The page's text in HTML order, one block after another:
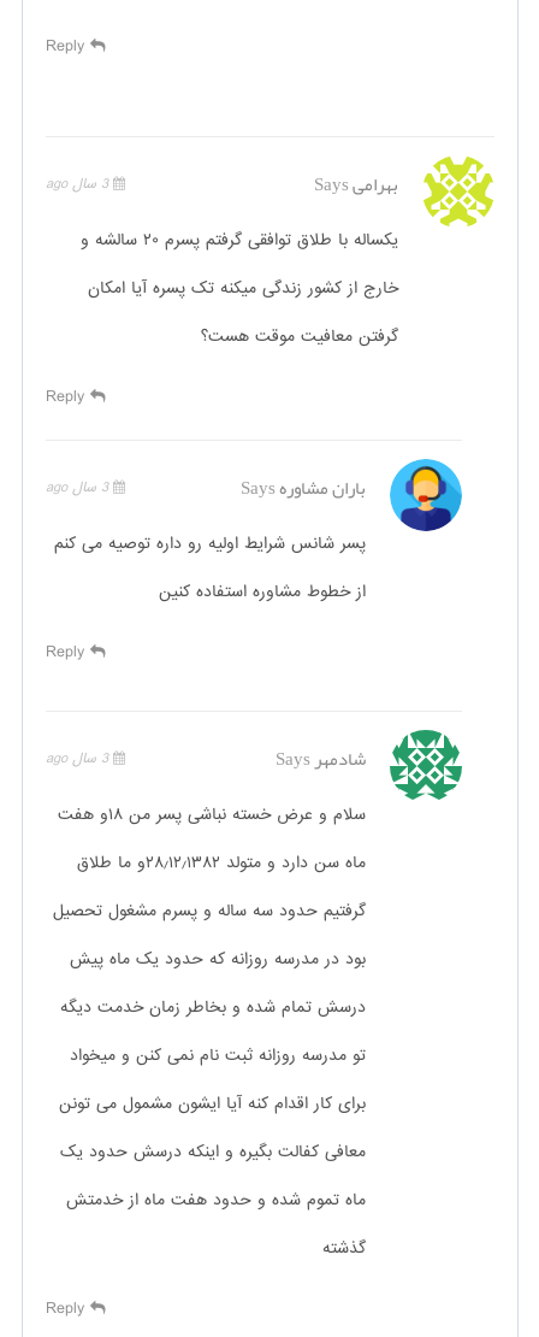
Reply
بهرامیSays 3 سال ago
یکساله با طلاق توافقی گرفتم پسرم ۲۰ سالشه و
خارج از کشور زندگی میکنه تک پسره آیا امکان
گرفتن معافیت موقت هست؟
Reply
باران مشاورهSays 3 سال ago
پسر شانس شرایط اولیه رو داره توصیه می کنم
از خطوط مشاوره استفاده کنین
Reply
شادمهرSays 3 سال ago
سلام و عرض خسته نباشی پسر من ۱۸و هفت
ماه سن دارد و متولد ۲۸٫۱۲٫۱۳۸۲و ما طلاق
گرفتیم حدود سه ساله و پسرم مشغول تحصیل
بود در مدرسه روزانه که حدود یک ماه پیش
درسش تمام شده و بخاطر زمان خدمت دیگه
تو مدرسه روزانه ثبت نام نمی کنن و میخواد
برای کار اقدام کنه آیا ایشون مشمول می تونن
معافی کفالت بگیره و اینکه درسش حدود یک
ماه تموم شده و حدود هفت ماه از خدمتش
گذشته
Reply